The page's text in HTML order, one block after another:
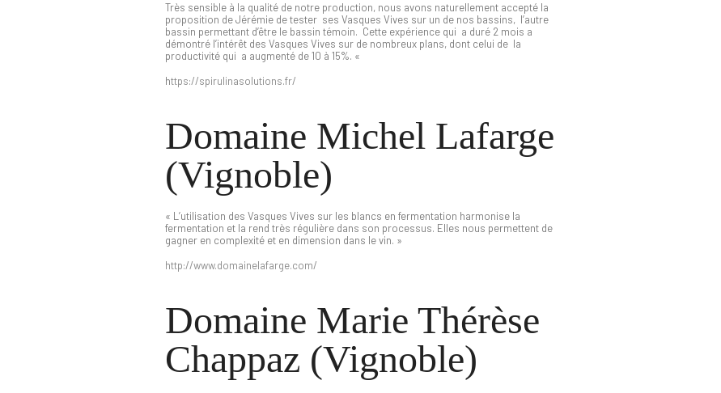
Très sensible à la qualité de notre production, nous avons naturellement accepté la
proposition de Jérémie de tester ses Vasques Vives sur un de nos bassins, l’autre
bassin permettant d’être le bassin témoin. Cette expérience qui a duré 2 mois a
démontré l’intérêt des Vasques Vives sur de nombreux plans, dont celui de la
productivité qui a augmenté de 10 à 15%. «
https://spirulinasolutions.fr/
Domaine Michel Lafarge
(Vignoble)
« L’utilisation des Vasques Vives sur les blancs en fermentation harmonise la
fermentation et la rend très régulière dans son processus. Elles nous permettent de
gagner en complexité et en dimension dans le vin. »
http://www.domainelafarge.com/
Domaine Marie Thérèse
Chappaz (Vignoble)